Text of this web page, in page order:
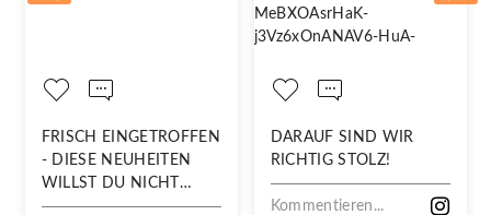
FRISCH EINGETROFFEN
- DIESE NEUHEITEN
WILLST DU NICHT
VERPASSEN!
DARAUF SIND WIR
RICHTIG STOLZ!
Kommentieren...